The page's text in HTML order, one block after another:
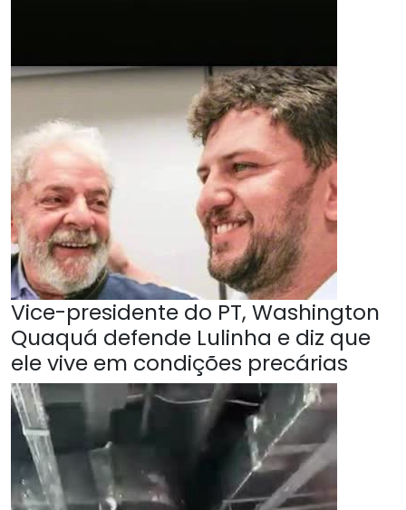
Vice-presidente do PT, Washington
Quaquá defende Lulinha e diz que
ele vive em condições precárias